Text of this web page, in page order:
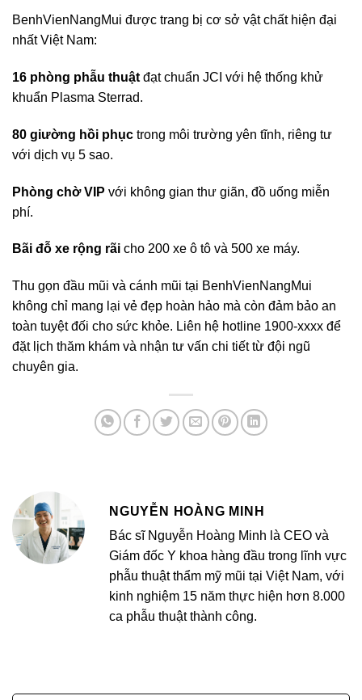
BenhVienNangMui được trang bị cơ sở vật chất hiện đại
nhất Việt Nam:
16 phòng phẫu thuật đạt chuẩn JCI với hệ thống khử
khuẩn Plasma Sterrad.
80 giường hồi phục trong môi trường yên tĩnh, riêng tư
với dịch vụ 5 sao.
Phòng chờ VIP với không gian thư giãn, đồ uống miễn
phí.
Bãi đỗ xe rộng rãi cho 200 xe ô tô và 500 xe máy.
Thu gọn đầu mũi và cánh mũi tại BenhVienNangMui
không chỉ mang lại vẻ đẹp hoàn hảo mà còn đảm bảo an
toàn tuyệt đối cho sức khỏe. Liên hệ hotline 1900-xxxx để
đặt lịch thăm khám và nhận tư vấn chi tiết từ đội ngũ
chuyên gia.
NGUYỄN HOÀNG MINH
Bác sĩ Nguyễn Hoàng Minh là CEO và
Giám đốc Y khoa hàng đầu trong lĩnh vực
phẫu thuật thẩm mỹ mũi tại Việt Nam, với
kinh nghiệm 15 năm thực hiện hơn 8.000
ca phẫu thuật thành công.